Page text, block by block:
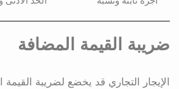
ضريبة القيمة المضافة
الإيجار التجاري قد يخضع لضريبة القيمة